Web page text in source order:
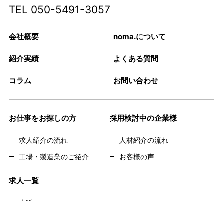
TEL 050-5491-3057
会社概要 noma.について
紹介実績 よくある質問
コラム お問い合わせ
お仕事をお探しの方
求人紹介の流れ
工場・製造業のご紹介
採用検討中の企業様
人材紹介の流れ
お客様の声
求人一覧